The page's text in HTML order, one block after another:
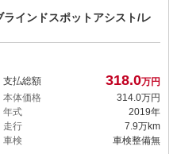
インドスポットアシスト/レ
支払総額 318.0万円
本体価格
314. 0万円
年式
2019年
走行
7.9万km
車検
車検整備無